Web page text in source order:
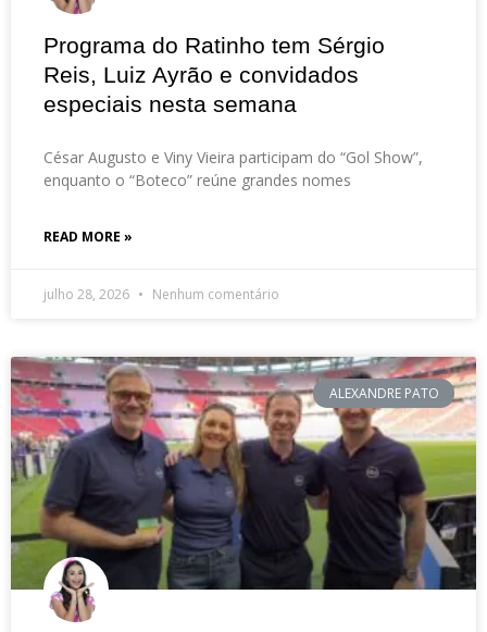
Programa do Ratinho tem Sérgio
Reis, Luiz Ayrão e convidados
especiais nesta semana
César Augusto e Viny Vieira participam do “Gol Show”,
enquanto o “Boteco” reúne grandes nomes
READ MORE »
julho 28, 2026 Nenhum comentário
ALEXANDRE PATO